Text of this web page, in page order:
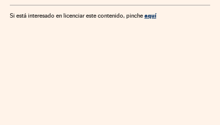
Si está interesado en licenciar este contenido, pinche aquí